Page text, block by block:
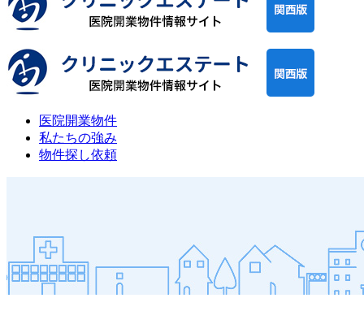
医院開業物件
私たちの強み
物件探し依頼